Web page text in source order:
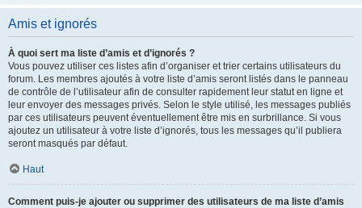
Amis et ignorés
À quoi sert ma liste d’amis et d’ignorés ?
Vous pouvez utiliser ces listes afin d’organiser et trier certains utilisateurs du
forum. Les membres ajoutés à votre liste d’amis seront listés dans le panneau
de contrôle de l’utilisateur afin de consulter rapidement leur statut en ligne et
leur envoyer des messages privés. Selon le style utilisé, les messages publiés
par ces utilisateurs peuvent éventuellement être mis en surbrillance. Si vous
ajoutez un utilisateur à votre liste d’ignorés, tous les messages qu’il publiera
seront masqués par défaut.
Haut
Comment puis-je ajouter ou supprimer des utilisateurs de ma liste d’amis